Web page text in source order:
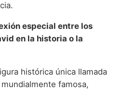
especial entre los
en la historia o la
histórica única llamada
famosa,